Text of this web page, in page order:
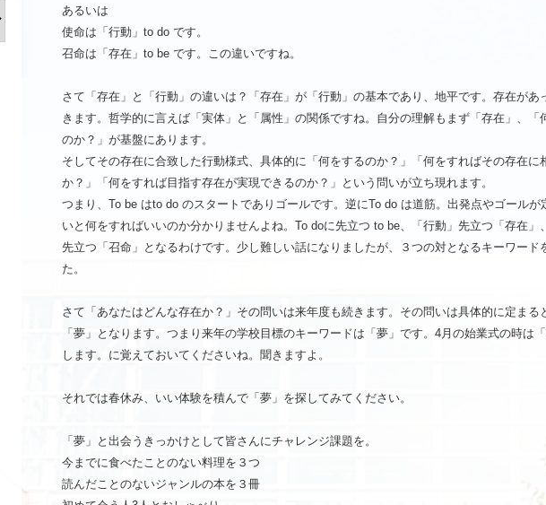
あるいは
使命は 「行動」to do です。
召命は 「存在」to be です。この違いですね。
さて「存在」と「行動」の違いは？「存在」が「行動」の基本であり、地平です。存在があ
きます。哲学的に言えば 「実体」と「属性」 の関係ですね。 自分の理解もまず「存在」、「
のか？」が基盤にあります。
そしてその存在に合致した行動様式、具体的に「何をするのか？」「何をすればその存在に
か？」「 何をすれば目指す存在が実現できるのか？ 」という問いが立ち現れます。
つまり、 To be はto do のスタートでありゴールです。逆にTo do は道筋。出発点やゴールが
いと何をすればいいのか分かりませんよね。 To doに先立つ to be、「行動」先立つ「存在」
先立つ「召命」 となるわけです。少し難しい話になりましたが、３つの対となるキーワード
た。
さて「あなたはどんな存在か？」その問いは来年度も続きます。その問いは具体的に定まる
「夢」となります。つまり来年の学校目標のキーワードは「夢」です。4月の始業式の時は
します。に覚えておいてくださいね。聞きますよ。
それでは春休み、いい体験を積んで「夢」を探してみてください。
「夢」と出会うきっかけとして皆さんにチャレンジ課題を。
今までに食べたことのない料理を３つ
読んだことのないジャンルの本を３冊